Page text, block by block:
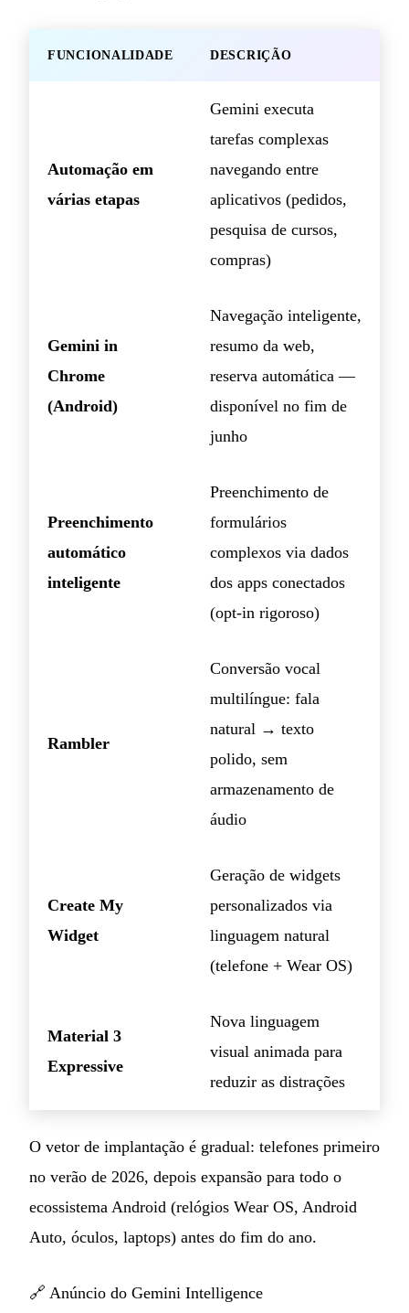
FUNCIONALIDADE DESCRIÇÃO
Automação em
várias etapas
Gemini executa
tarefas complexas
navegando entre
aplicativos (pedidos,
pesquisa de cursos,
compras)
Gemini in
Chrome
(Android)
Navegação inteligente,
resumo da web,
reserva automática —
disponível no fim de
junho
Preenchimento
automático
inteligente
Preenchimento de
formulários
complexos via dados
dos apps conectados
(opt-in rigoroso)
Rambler
Conversão vocal
multilíngue: fala
natural → texto
polido, sem
armazenamento de
áudio
Create My
Widget
Geração de widgets
personalizados via
linguagem natural
(telefone + Wear OS)
Material 3
Expressive
Nova linguagem
visual animada para
reduzir as distrações
O vetor de implantação é gradual: telefones primeiro
no verão de 2026, depois expansão para todo o
ecossistema Android (relógios Wear OS, Android
Auto, óculos, laptops) antes do fim do ano.
🔗 Anúncio do Gemini Intelligence